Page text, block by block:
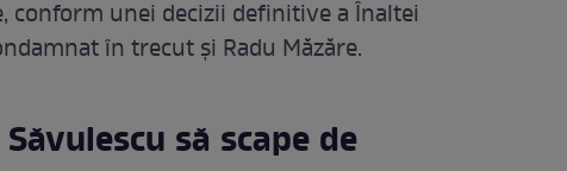
conform unei decizii definitive a Înaltei
în trecut și Radu Măzăre.
să scape de